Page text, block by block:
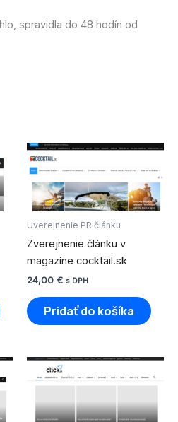
spravidla do 48 hodín od
Uverejnenie PR článku
Zverejnenie článku v
magazíne cocktail.sk
24,00 € s DPH
Pridať do košíka